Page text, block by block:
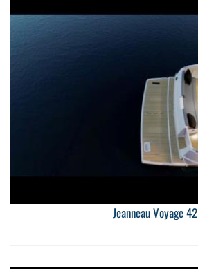
Jeanneau Voyage 42